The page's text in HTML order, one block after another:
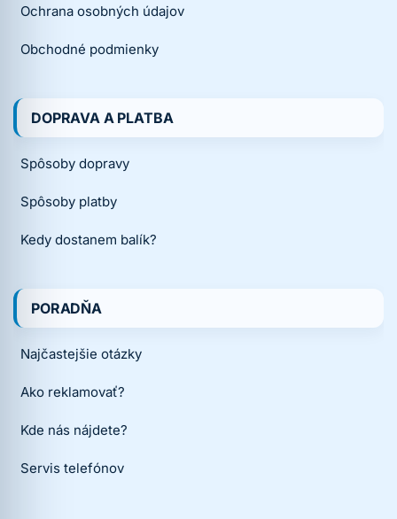
Ochrana osobných údajov
Obchodné podmienky
DOPRAVA A PLATBA
Spôsoby dopravy
Spôsoby platby
Kedy dostanem balík?
PORADŇA
Najčastejšie otázky
Ako reklamovať?
Kde nás nájdete?
Servis telefónov